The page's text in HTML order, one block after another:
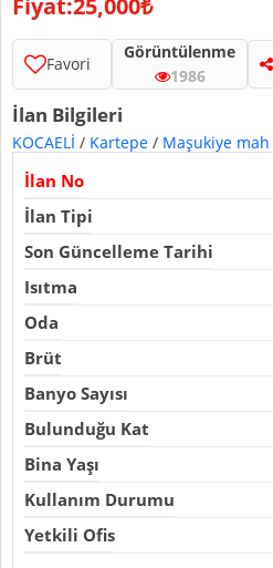
Favori
Görüntülenme
1986
İlan Bilgileri
KOCAELİ / Kartepe / Maşukiye mah
İlan No
İlan Tipi
Son Güncelleme Tarihi
Isıtma
Oda
Brüt
Banyo Sayısı
Bulunduğu Kat
Bina Yaşı
Kullanım Durumu
Yetkili Ofis